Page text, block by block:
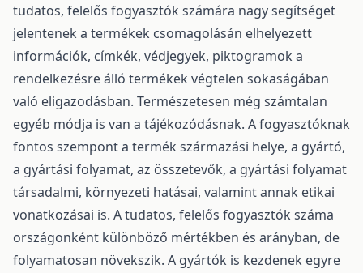
tudatos, felelős fogyasztók számára nagy segítséget
jelentenek a termékek csomagolásán elhelyezett
információk, címkék, védjegyek, piktogramok a
rendelkezésre álló termékek végtelen sokaságában
való eligazodásban. Természetesen még számtalan
egyéb módja is van a tájékozódásnak. A fogyasztóknak
fontos szempont a termék származási helye, a gyártó,
a gyártási folyamat, az összetevők, a gyártási folyamat
társadalmi, környezeti hatásai, valamint annak etikai
vonatkozásai is. A tudatos, felelős fogyasztók száma
országonként különböző mértékben és arányban, de
folyamatosan növekszik. A gyártók is kezdenek egyre